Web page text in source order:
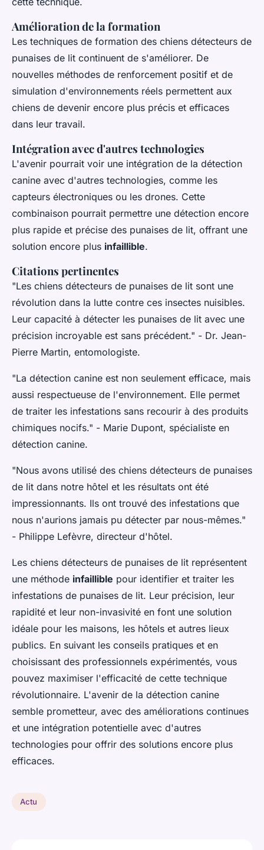
Amélioration de la formation
Les techniques de formation des chiens détecteurs de
punaises de lit continuent de s'améliorer. De
nouvelles méthodes de renforcement positif et de
simulation d'environnements réels permettent aux
chiens de devenir encore plus précis et efficaces
dans leur travail.
Intégration avec d'autres technologies
L'avenir pourrait voir une intégration de la détection
canine avec d'autres technologies, comme les
capteurs électroniques ou les drones. Cette
combinaison pourrait permettre une détection encore
plus rapide et précise des punaises de lit, offrant une
solution encore plus infaillible.
Citations pertinentes
"Les chiens détecteurs de punaises de lit sont une
révolution dans la lutte contre ces insectes nuisibles.
Leur capacité à détecter les punaises de lit avec une
précision incroyable est sans précédent." - Dr. Jean-
Pierre Martin, entomologiste.
"La détection canine est non seulement efficace, mais
aussi respectueuse de l'environnement. Elle permet
de traiter les infestations sans recourir à des produits
chimiques nocifs." - Marie Dupont, spécialiste en
détection canine.
"Nous avons utilisé des chiens détecteurs de punaises
de lit dans notre hôtel et les résultats ont été
impressionnants. Ils ont trouvé des infestations que
nous n'aurions jamais pu détecter par nous-mêmes."
- Philippe Lefèvre, directeur d'hôtel.
Les chiens détecteurs de punaises de lit représentent
une méthode infaillible pour identifier et traiter les
infestations de punaises de lit. Leur précision, leur
rapidité et leur non-invasivité en font une solution
idéale pour les maisons, les hôtels et autres lieux
publics. En suivant les conseils pratiques et en
choisissant des professionnels expérimentés, vous
pouvez maximiser l'efficacité de cette technique
révolutionnaire. L'avenir de la détection canine
semble prometteur, avec des améliorations continues
et une intégration potentielle avec d'autres
technologies pour offrir des solutions encore plus
efficaces.
Actu